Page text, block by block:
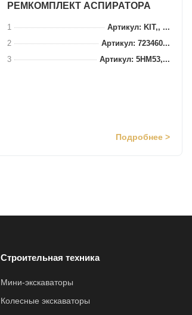
РЕМКОМПЛЕКТ АСПИРАТОРА
1
Артикул: KIT,, ...
2
Артикул: 723460...
3
Артикул: 5HM53,...
Подробнее >
Строительная техника
Мини-экскаваторы
Колесные экскаваторы